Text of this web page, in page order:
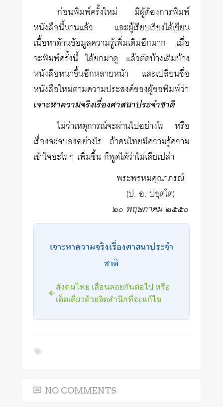
ก่อนพิมพ์ครั้งใหม่ มีผู้ต้องการพิมพ์
หนังสือนี้นานแล้ว และผู้เรียบเรียงได้เขียน
เนื้อหาด้านข้อมูลความรู้เพิ่มเติมอีกมาก เมื่อ
จะพิมพ์ครั้งนี้ ได้ยกมาดู แล้วตัดบ้างเติมบ้าง
หนังสือหนาขึ้นอีกหลายหน้า และเปลี่ยนชื่อ
หนังสือใหม่ตามความประสงค์ของผู้ขอพิมพ์ว่า
เจาะหาความจริงเรื่องศาสนาประจำชาติ
ไม่ว่าเหตุการณ์จะผ่านไปอย่างไร หรือ
เรื่องจะจบลงอย่างไร ถ้าคนไทยมีความรู้ความ
เข้าใจอะไรๆ เพิ่มขึ้น ก็พูดได้ว่าไม่เสียเปล่า
พระพรหมคุณาภรณ์
(ป. อ. ปยุตโต)
๒๐ พฤษภาคม ๒๕๕๐
เจาะหาความจริงเรื่องศาสนาประจำ
ชาติ
สังคมไทย เลื่อนลอยกันต่อไป หรือ
เด็ดเดี่ยวด้วยจิตสำนึกที่จะแก้ไข
NO COMMENTS